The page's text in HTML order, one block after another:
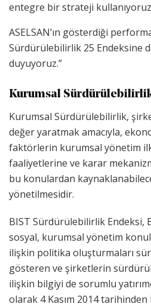
entegre bir strateji
ASELSAN’ın gösterdiği
Sürdürülebilirlik 25 Endeksine
duyuyoruz.”
Kurumsal
Kurumsal Sürdürülebilirlik,
değer yaratmak amacıyla,
faktörlerin kurumsal yönetim
faaliyetlerine ve karar
bu konulardan
yönetilmesidir.
BIST Sürdürülebilirlik Endeksi,
sosyal, kurumsal yönetim
ilişkin politika oluşturmaları
gösteren ve şirketlerin
ilişkin bilgiyi de sorumlu
olarak 4 Kasım 2014